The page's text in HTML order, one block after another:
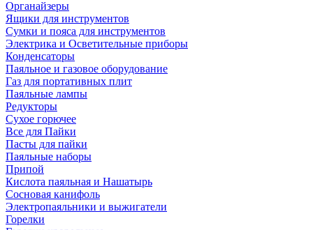
Органайзеры
Ящики для инструментов
Сумки и пояса для инструментов
Электрика и Осветительные приборы
Конденсаторы
Паяльное и газовое оборудование
Газ для портативных плит
Паяльные лампы
Редукторы
Сухое горючее
Все для Пайки
Пасты для пайки
Паяльные наборы
Припой
Кислота паяльная и Нашатырь
Сосновая канифоль
Электропаяльники и выжигатели
Горелки